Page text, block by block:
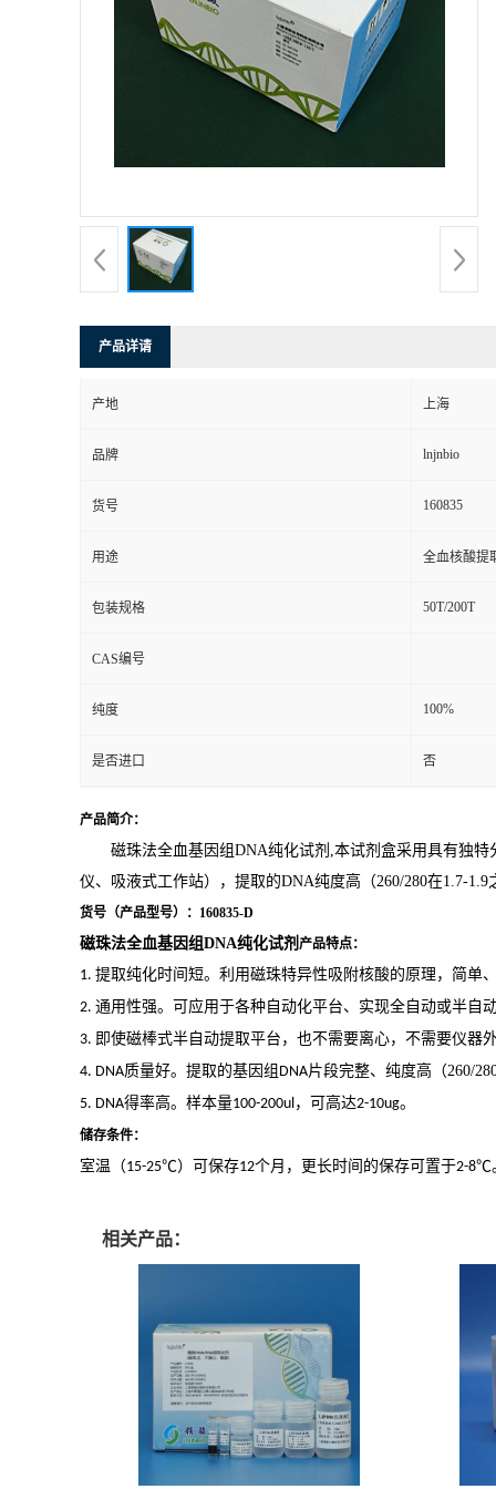
产品详请
产地 上海
品牌 lnjnbio
货号 160835
用途 全血核酸提
包装规格 50T/200T
CAS编号
纯度 100%
是否进口 否
产品简介：
磁珠法全血基因组DNA纯化试剂 ,本试剂盒采用具有独特
仪、吸液式工作站），提取的DNA纯度高（260/280在1.7-1.9
货号（产品型号）：160835-D
磁珠法全血基因组DNA纯化试剂 产品特点：
1. 提取纯化时间短。利用磁珠特异性吸附核酸的原理，简单
2. 通用性强。可应用于各种自动化平台、实现全自动或半自
3. 即使磁棒式半自动提取平台，也不需要离心，不需要仪器
4. DNA质量好。提取的基因组 DNA片段完整、纯度高 （260/
5. DNA得率高。样本量100-200ul，可高达2-10ug。
储存条件：
室温（15-25℃）可保存12个月，更长时间的保存可置于2-8℃
相关产品：